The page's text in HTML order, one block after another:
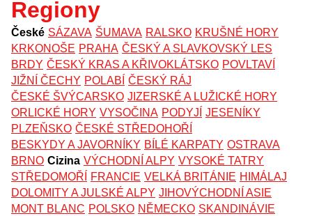
Regiony
České SÁZAVA ŠUMAVA RALSKO KRUŠNÉ HORY
KRKONOŠE PRAHA ČESKÝ A SLAVKOVSKÝ LES
BRDY ČESKÝ KRAS A KŘIVOKLÁTSKO POVLTAVÍ
JIŽNÍ ČECHY POLABÍ ČESKÝ RÁJ
ČESKÉ ŠVÝCARSKO JIZERSKÉ A LUŽICKÉ HORY
ORLICKÉ HORY VYSOČINA PODYJÍ JESENÍKY
PLZEŇSKO ČESKÉ STŘEDOHOŘÍ
BESKYDY A JAVORNÍKY BÍLÉ KARPATY OSTRAVA
BRNO Cizina VÝCHODNÍ ALPY VYSOKÉ TATRY
STŘEDOMOŘÍ
FRANCIE VELKÁ BRITÁNIE HIMÁLAJ
DOLOMITY A JULSKÉ ALPY JIHOVÝCHODNÍ ASIE
MONT BLANC POLSKO NĚMECKO SKANDINÁVIE